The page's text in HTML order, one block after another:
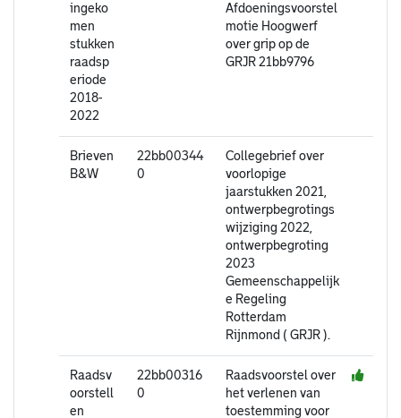
ingeko
men
stukken
raadsp
eriode
2018-
2022
Afdoeningsvoorstel
motie Hoogwerf
over grip op de
GRJR 21bb9796
Brieven
B&W
22bb00344
0
Collegebrief over
voorlopige
jaarstukken 2021,
ontwerpbegrotings
wijziging 2022,
ontwerpbegroting
2023
Gemeenschappelijk
e Regeling
Rotterdam
Rijnmond ( GRJR ).
Raadsv
oorstell
en
22bb00316
0
Raadsvoorstel over
het verlenen van
toestemming voor